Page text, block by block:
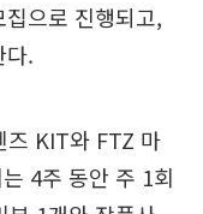
으로 진행되고,
다.
즈 KIT와 FTZ 마
4주 동안 주 1회